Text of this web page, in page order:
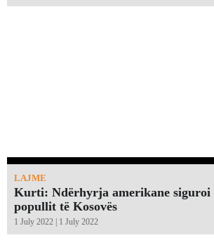
LAJME
Kurti: Ndërhyrja amerikane siguroi
popullit të Kosovës
1 July 2022 | 1 July 2022